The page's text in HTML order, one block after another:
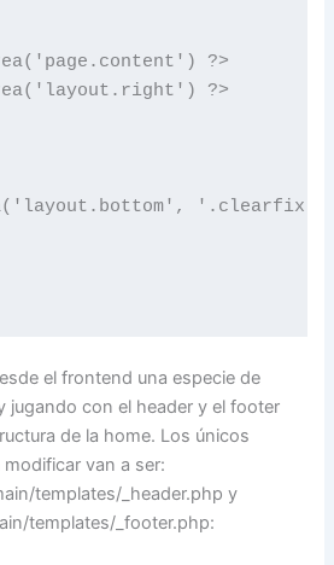
?>
?>
'.clearfix')
el frontend una especie de
jugando con el header y el footer
de la home. Los únicos
van a ser:
templates/_header.php y
templates/_footer.php: